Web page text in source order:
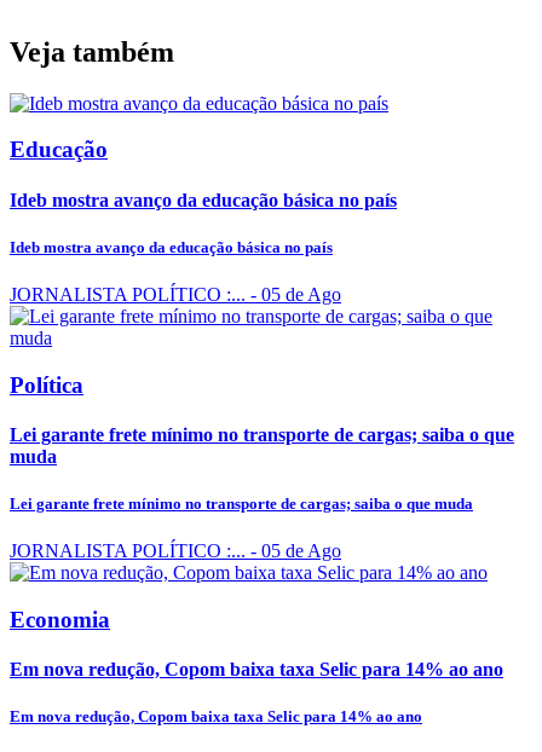
Veja também
Educação
Ideb mostra avanço da educação básica no país
Ideb mostra avanço da educação básica no país
JORNALISTA POLÍTICO :... - 05 de Ago
Política
Lei garante frete mínimo no transporte de cargas; saiba o que
muda
Lei garante frete mínimo no transporte de cargas; saiba o que muda
JORNALISTA POLÍTICO :... - 05 de Ago
Economia
Em nova redução, Copom baixa taxa Selic para 14% ao ano
Em nova redução, Copom baixa taxa Selic para 14% ao ano